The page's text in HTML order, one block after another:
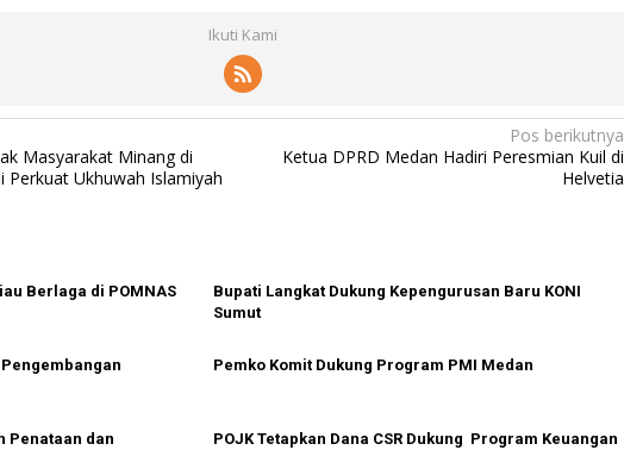
Ikuti Kami
Masyarakat Minang di
Perkuat Ukhuwah Islamiyah
Pos berikutnya
Ketua DPRD Medan Hadiri Peresmian Kuil di
Helvetia
Berlaga di POMNAS
Bupati Langkat Dukung Kepengurusan Baru KONI
Sumut
Pemko Komit Dukung Program PMI Medan
Penataan dan
POJK Tetapkan Dana CSR Dukung Program Keuangan